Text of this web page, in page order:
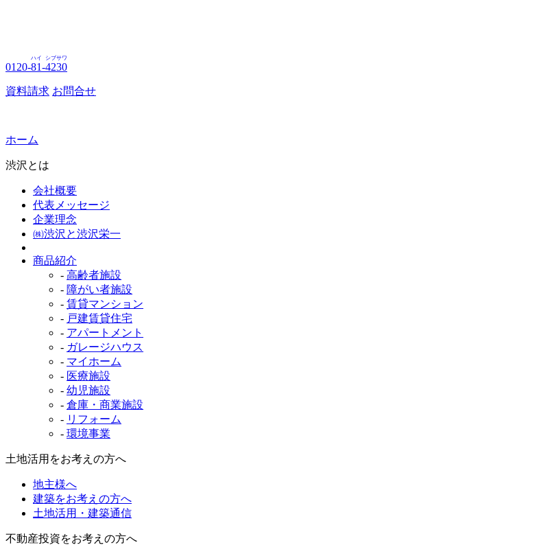
0120-81
ハイ
-4230
シブサワ
資料請求 お問合せ
ホーム
渋沢とは
会社概要
代表メッセージ
企業理念
㈱渋沢と渋沢栄一
商品紹介
- 高齢者施設
- 障がい者施設
- 賃貸マンション
- 戸建賃貸住宅
- アパートメント
- ガレージハウス
- マイホーム
- 医療施設
- 幼児施設
- 倉庫・商業施設
- リフォーム
- 環境事業
土地活用をお考えの方へ
地主様へ
建築をお考えの方へ
土地活用・建築通信
不動産投資をお考えの方へ